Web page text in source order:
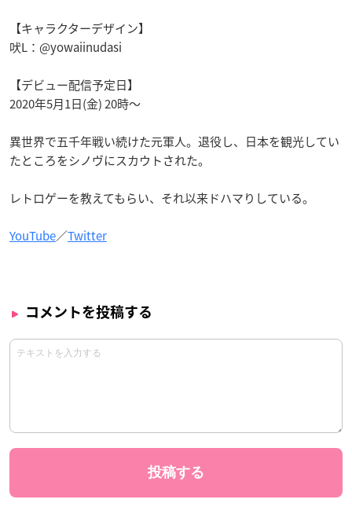
【キャラクターデザイン】
吠L：@yowaiinudasi
【デビュー配信予定日】
2020年5月1日(金) 20時〜
異世界で五千年戦い続けた元軍人。退役し、日本を観光してい
たところをシノヴにスカウトされた。
レトロゲーを教えてもらい、それ以来ドハマりしている。
YouTube／Twitter
コメントを投稿する